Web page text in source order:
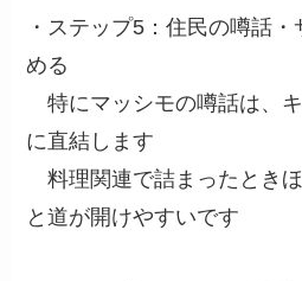
・ステップ5：住民の噂話
める
特にマッシモの噂話は、
に直結します
料理関連で詰まったとき
と道が開けやすいです